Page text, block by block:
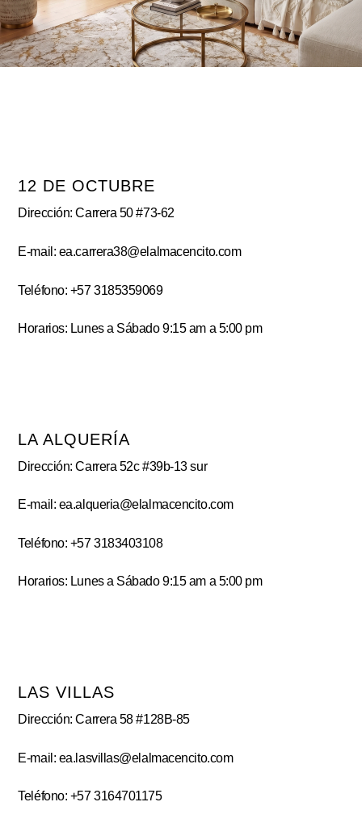
12 DE OCTUBRE
Dirección: Carrera 50 #73-62
E-mail: ea.carrera38@elalmacencito.com
Teléfono: +57 3185359069
Horarios: Lunes a Sábado 9:15 am a 5:00 pm
LA ALQUERÍA
Dirección: Carrera 52c #39b-13 sur
E-mail: ea.alqueria@elalmacencito.com
Teléfono: +57 3183403108
Horarios: Lunes a Sábado 9:15 am a 5:00 pm
LAS VILLAS
Dirección: Carrera 58 #128B-85
E-mail: ea.lasvillas@elalmacencito.com
Teléfono: +57 3164701175